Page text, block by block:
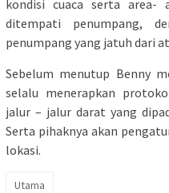
kondisi cuaca serta
ditempati penumpang,
penumpang yang jatuh dari
Sebelum menutup Benny
selalu menerapkan
jalur – jalur darat yang
Serta pihaknya akan
lokasi.
Utama